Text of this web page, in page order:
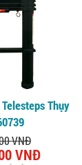
Thụy
VNĐ
VNĐ